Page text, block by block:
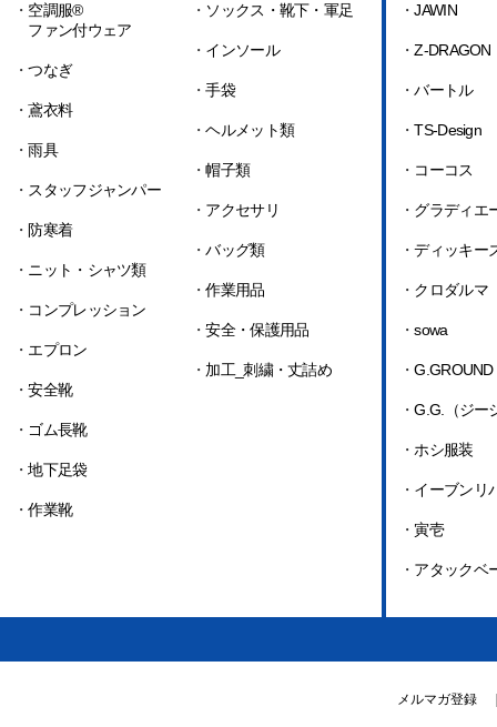
・ 空調服®
ファン付ウェア
・つなぎ
・鳶衣料
・雨具
・ スタッフジャンパー
・ 防寒着
・ ニット・シャツ類
・ コンプレッション
・ エプロン
・安全靴
・ ゴム長靴
・地下足袋
・作業靴
・ ソックス・靴下・軍足
・ インソール
・手袋
・ヘルメット類
・帽子類
・ アクセサリ
・バッグ類
・作業用品
・安全・保護用品
・ 加工_刺繍・丈詰め
・JAWIN
・Z-DRAGON
・バートル
・TS-Design
・ コーコス
・ グラディエ
・ディッキー
・ クロダルマ
・sowa
・G.GROUND
・G.G.（ジー
・ ホシ服装
・ イーブンリ
・ 寅壱
・ アタックベ
メルマガ登録